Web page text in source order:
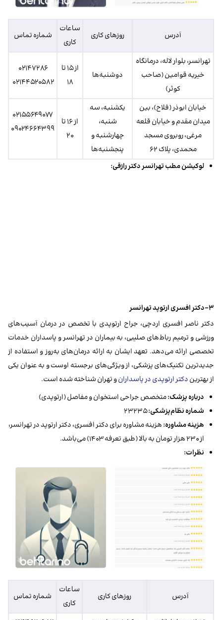
آدرس روز‌های کاری
ساعات
کاری
شماره تماس
تهرانسر، بلوار لاله، درمانگاه
خیریه قوامین (صاحب
کوثر)
دوشنبه‌ها
از ۱۵ تا
۱۸
۰۲۱۴۷۲۸۶
۰۲۱۴۴۵۲۰۵۸۲
خیابان ابوذر (فلاح)، بین
میدان مقدم و خیابان قلعه
مرغی، روبروی مسجد
محمدی، پلاک ۶۲
یکشنبه، سه
شنبه،
چهارشنبه و
پنجشنبه‌ها
از ۱۶ تا
۲۰
۰۲۱۵۵۶۴۹۰۷۷
۰۹۰۲۴۶۶۴۳۹۹
لوکیشن مطب تهرانسر دکتر رازقی:
۳-دکتر افسری ارتوپد تهرانسر
دکتر ناصر افسری اردچی، جراح ارتوپدی با تخصص در درمان آسیب‌های
ورزشی و ترمیم رباط‌های صلیبی، به بیماران در تهرانسر و پاسداران خدمات
تخصصی ارائه می‌دهد. تعهد ایشان به ارائه درمان‌های به‌روز و استفاده از
جدیدترین تکنیک‌های پزشکی، از ویژگی‌های برجسته اوست و به عنوان یکی
از بهتریندکتر ارتوپدی در پاسدارانو تهران شناخته شده است.
درباره پزشک:متخصص جراحی استخوان و مفاصل (ارتوپدی)
شماره نظام‌پزشکی:۲۳۲۳۵
هزینه مشاوره:هزینه مشاوره برای دکتر افسری، دکتر ارتوپد در تهرانسر،
از ۲۳۰ هزار تومان به بالا (طبق تعرفه ۱۴۰۳) می‌باشد.
نظرات:
آدرس روز‌های کاری
ساعات
کاری
شماره تماس